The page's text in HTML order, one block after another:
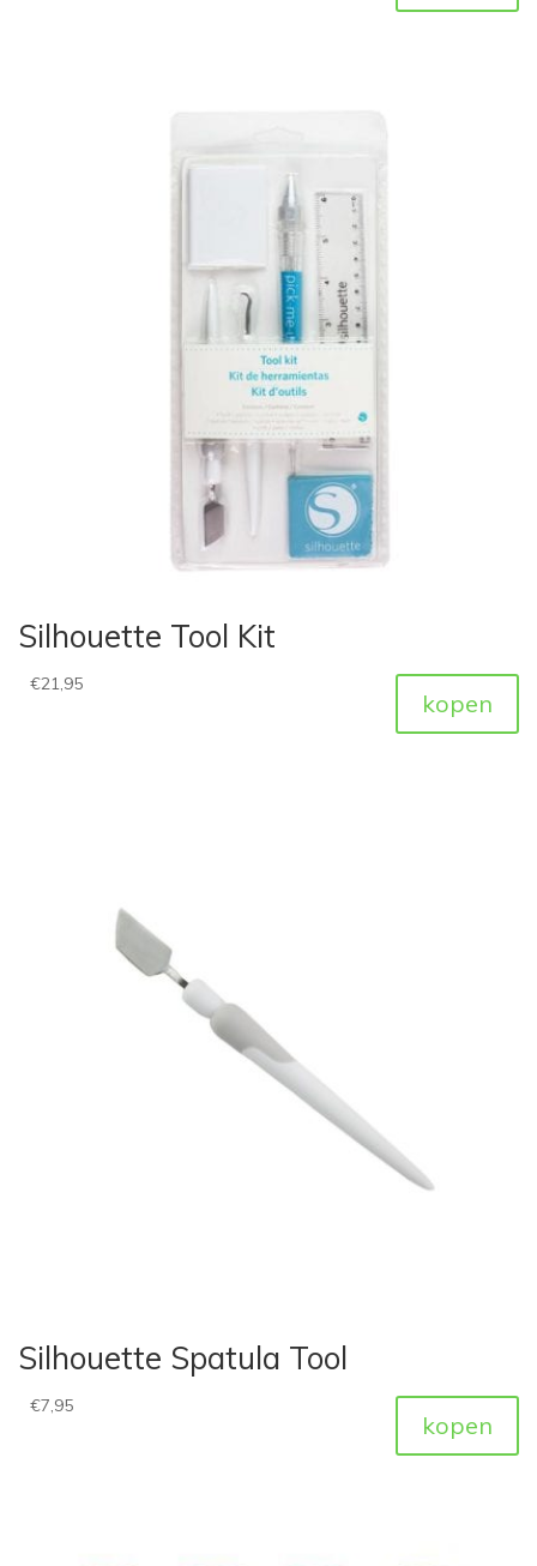
Silhouette Tool Kit
€21,95
kopen
Silhouette Spatula Tool
€7,95
kopen